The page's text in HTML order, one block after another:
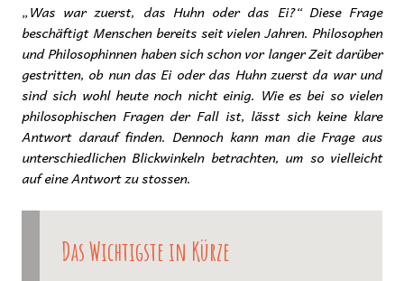
„Was war zuerst, das Huhn oder das Ei?“ Diese Frage
beschäftigt Menschen bereits seit vielen Jahren. Philosophen
und Philosophinnen haben sich schon vor langer Zeit darüber
gestritten, ob nun das Ei oder das Huhn zuerst da war und
sind sich wohl heute noch nicht einig. Wie es bei so vielen
philosophischen Fragen der Fall ist, lässt sich keine klare
Antwort darauf finden. Dennoch kann man die Frage aus
unterschiedlichen Blickwinkeln betrachten, um so vielleicht
auf eine Antwort zu stossen.
Das Wichtigste in Kürze